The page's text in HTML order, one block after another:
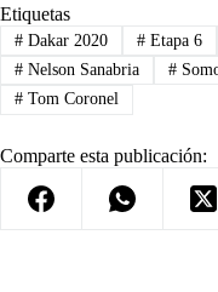
Etiquetas
#Dakar 2020 #Etapa 6
#Nelson Sanabria #
#Tom Coronel
Comparte esta publicación: